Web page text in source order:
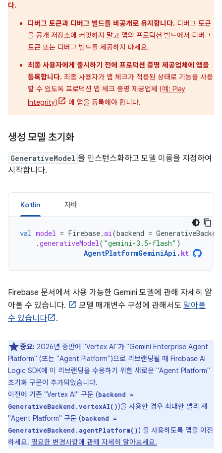
다.
디버그 토큰과 디버그 빌드를 비공개로 유지합니다. 디버그 토큰
을 공개 저장소에 커밋하지 말고 앱의 프로덕션 빌드에서 디버그
토큰 또는 디버그 빌드를 제공하지 마세요.
최종 사용자에게 출시하기 전에 프로덕션 증명 제공업체에 앱을
등록합니다. 최종 사용자가 앱 체크가 적용된 상태로 기능을 사용
할 수 있도록 프로덕션 앱 체크 증명 제공업체 (예: Play
Integrity)
에 앱을 등록해야 합니다.
생성 모델 초기화
GenerativeModel 을 인스턴스화하고 모델 이름을 지정하여
시작합니다.
Kotlin 자바
val model = Firebase.ai (backend =
.generativeModel ( "gemini-3.5-flash" )
AgentPlatformGeminiApi . kt
Firebase 문서에서 사용 가능한 Gemini 모델에 관해 자세히 알
아볼 수 있습니다.
모델 매개변수 구성에 관해서도 알아볼
수 있습니다
.
중요: 2026년 중반에 "Vertex AI"가 "Gemini Enterprise Agent
Platform" (또는 "Agent Platform")으로 리브랜딩될 때 Firebase AI
Logic SDK에 이 리브랜딩을 수용하기 위한 새로운 "Agent Platform"
초기화 구문이 추가되었습니다.
이전에 기존 "Vertex AI" 구문 (backend =
GenerativeBackend.vertexAI())을 사용한 경우 최대한 빨리 새
"Agent Platform" 구문 (backend =
GenerativeBackend.agentPlatform()) 을 사용하도록 앱을 이전
하세요. 필요한 변경사항에 관해 자세히 알아보세요.